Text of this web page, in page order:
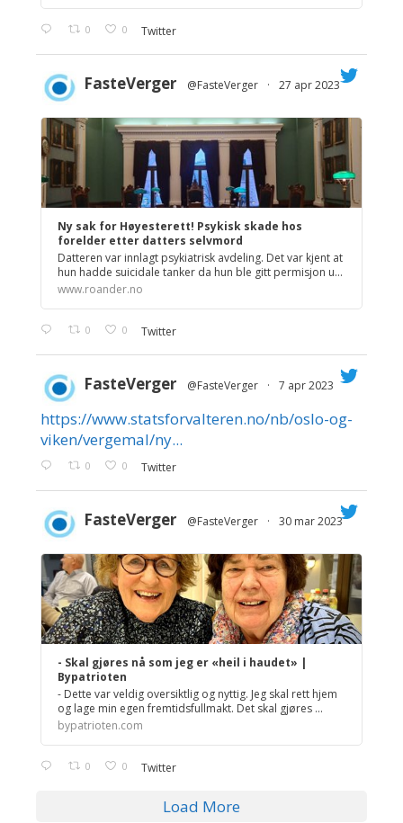
0 0 Twitter
;
FasteVerger @FasteVerger · 27 apr 2023
Ny sak for Høyesterett! Psykisk skade hos
forelder etter datters selvmord
Datteren var innlagt psykiatrisk avdeling. Det var kjent at
hun hadde suicidale tanker da hun ble gitt permisjon u...
www.roander.no
0 0 Twitter
;
FasteVerger @FasteVerger · 7 apr 2023
https://www.statsforvalteren.no/nb/oslo-og-
viken/vergemal/ny...
0 0 Twitter
;
FasteVerger @FasteVerger · 30 mar 2023
- Skal gjøres nå som jeg er «heil i haudet» |
Bypatrioten
- Dette var veldig oversiktlig og nyttig. Jeg skal rett hjem
og lage min egen fremtidsfullmakt. Det skal gjøres ...
bypatrioten.com
0 0 Twitter
Load More